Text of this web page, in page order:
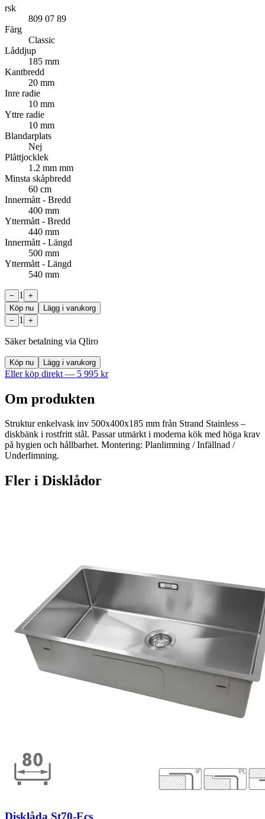
rsk
809 07 89
Färg
Classic
Låddjup
185 mm
Kantbredd
20 mm
Inre radie
10 mm
Yttre radie
10 mm
Blandarplats
Nej
Plåttjocklek
1.2 mm mm
Minsta skåpbredd
60 cm
Innermått - Bredd
400 mm
Yttermått - Bredd
440 mm
Innermått - Längd
500 mm
Yttermått - Längd
540 mm
− 1
+
Köp nu
Lägg i varukorg
−
1 +
Säker betalning via Qliro
Köp nu Lägg i varukorg
Eller köp direkt — 5 995 kr
Om produkten
Struktur enkelvask inv 500x400x185 mm från Strand Stainless –
diskbänk i rostfritt stål. Passar utmärkt i moderna kök med höga krav
på hygien och hållbarhet. Montering: Planlimning / Infällnad /
Underlimning.
Fler i Disklådor
Disklåda St70-Ecs